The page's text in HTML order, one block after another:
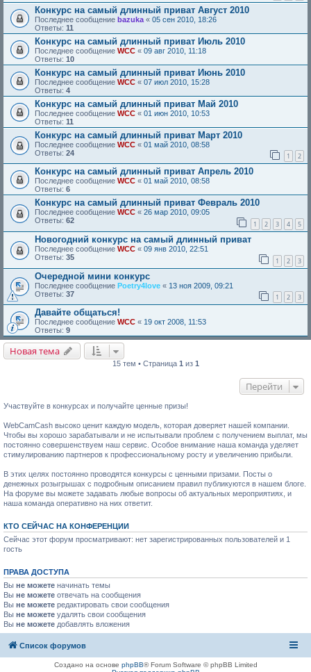
Конкурс на самый длинный приват Август 2010
Последнее сообщение bazuka « 05 сен 2010, 18:26
Ответы: 11
Конкурс на самый длинный приват Июль 2010
Последнее сообщение WCC « 09 авг 2010, 11:18
Ответы: 10
Конкурс на самый длинный приват Июнь 2010
Последнее сообщение WCC « 07 июл 2010, 15:28
Ответы: 4
Конкурс на самый длинный приват Май 2010
Последнее сообщение WCC « 01 июн 2010, 10:53
Ответы: 11
Конкурс на самый длинный приват Март 2010
Последнее сообщение WCC « 01 май 2010, 08:58
Ответы: 24 1 2
Конкурс на самый длинный приват Апрель 2010
Последнее сообщение WCC « 01 май 2010, 08:58
Ответы: 6
Конкурс на самый длинный приват Февраль 2010
Последнее сообщение WCC « 26 мар 2010, 09:05
Ответы: 62 1 2 3 4 5
Новогодний конкурс на самый длинный приват
Последнее сообщение WCC « 09 янв 2010, 22:51
Ответы: 35 1 2 3
Очередной мини конкурс
Последнее сообщение Poetry4love « 13 ноя 2009, 09:21
Ответы: 37 1 2 3
Давайте общаться!
Последнее сообщение WCC « 19 окт 2008, 11:53
Ответы: 9
Новая тема
15 тем • Страница 1 из 1
Перейти
Участвуйте в конкурсах и получайте ценные призы!
WebCamCash высоко ценит каждую модель, которая доверяет нашей компании.
Чтобы вы хорошо зарабатывали и не испытывали проблем с получением выплат, мы
постоянно совершенствуем наш сервис. Особое внимание наша команда уделяет
стимулированию партнеров к профессиональному росту и увеличению прибыли.
В этих целях постоянно проводятся конкурсы с ценными призами. Посты о
денежных розыгрышах с подробным описанием правил публикуются в нашем блоге.
На форуме вы можете задавать любые вопросы об актуальных мероприятиях, и
наша команда оперативно на них ответит.
КТО СЕЙЧАС НА КОНФЕРЕНЦИИ
Сейчас этот форум просматривают: нет зарегистрированных пользователей и 1
гость
ПРАВА ДОСТУПА
Вы не можете начинать темы
Вы не можете отвечать на сообщения
Вы не можете редактировать свои сообщения
Вы не можете удалять свои сообщения
Вы не можете добавлять вложения
Список форумов
Создано на основе phpBB® Forum Software © phpBB Limited